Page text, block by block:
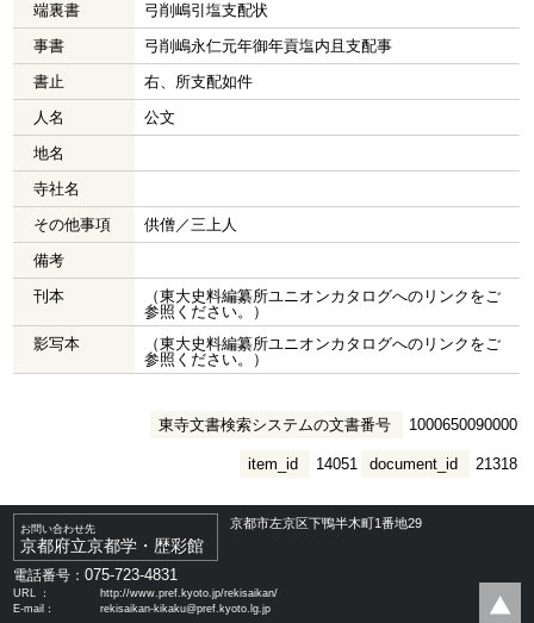
端裏書
弓削嶋引塩支配状
事書
弓削嶋永仁元年御年貢塩内且支配事
書止
右、所支配如件
人名
公文
地名
寺社名
その他事項
供僧／三上人
備考
刊本
（東大史料編纂所ユニオンカタログへのリンクをご
参照ください。）
影写本
（東大史料編纂所ユニオンカタログへのリンクをご
参照ください。）
東寺文書検索システムの文書番号 1000650090000
document_id 21318
item_id 14051
お問い合わせ先
京都府立京都学・歴彩館
京都市左京区下鴨半木町1番地29
電話番号：075-723-4831
URL ：
http://www.pref.kyoto.jp/rekisaikan/
E-mail：
rekisaikan-kikaku@pref.kyoto.lg.jp